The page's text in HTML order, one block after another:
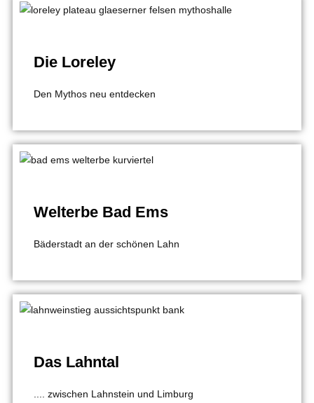
Die Loreley
Den Mythos neu entdecken
Welterbe Bad Ems
Bäderstadt an der schönen Lahn
Das Lahntal
.... zwischen Lahnstein und Limburg